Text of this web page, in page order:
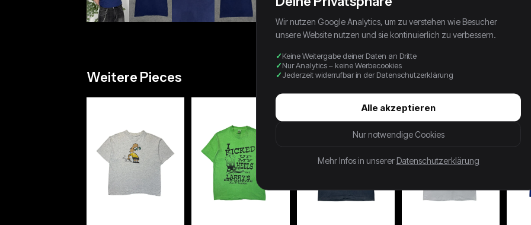
Weitere Pieces
Wir nutzen Google Analytics, um zu verstehen wie Besucher
unsere Website nutzen und sie kontinuierlich zu verbessern.
Keine Weitergabe deiner Daten an Dritte
Nur Analytics – keine Werbecookies
Jederzeit widerrufbar in der Datenschutzerklärung
Alle akzeptieren
Nur notwendige Cookies
Mehr Infos in unserer Datenschutzerklärung